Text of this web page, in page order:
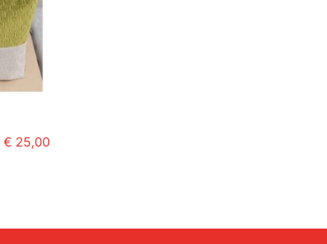
€ 25,00